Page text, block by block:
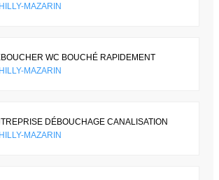
MAZARIN
WC BOUCHÉ RAPIDEMENT
MAZARIN
DÉBOUCHAGE CANALISATION
MAZARIN